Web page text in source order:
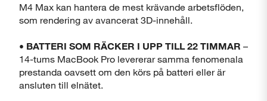
M4 Max kan hantera de mest krävande arbetsflöden,
som rendering av avancerat 3D-innehåll.
• BATTERI SOM RÄCKER I UPP TILL 22 TIMMAR –
14-tums MacBook Pro levererar samma fenomenala
prestanda oavsett om den körs på batteri eller är
ansluten till elnätet.